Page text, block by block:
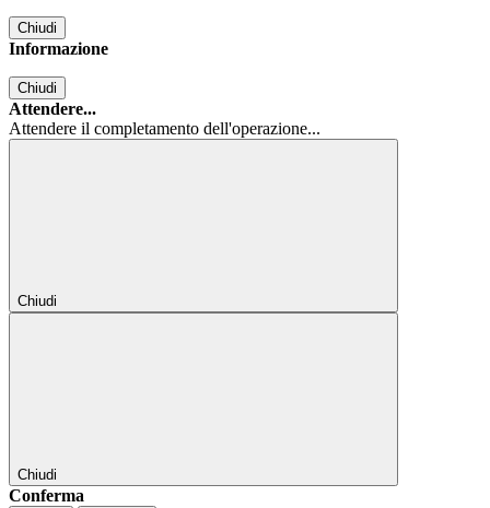
Chiudi
Informazione
Chiudi
Attendere...
Attendere il completamento dell'operazione...
Chiudi
Chiudi
Conferma